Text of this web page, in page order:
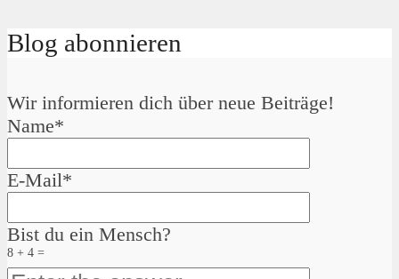
Blog abonnieren
Wir informieren dich über neue Beiträge!
Name*
E-Mail*
Bist du ein Mensch?
8 + 4 =